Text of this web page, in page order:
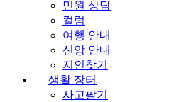
민원 상담
컬럼
여행 안내
신앙 안내
지인찾기
생활 장터
사고팔기